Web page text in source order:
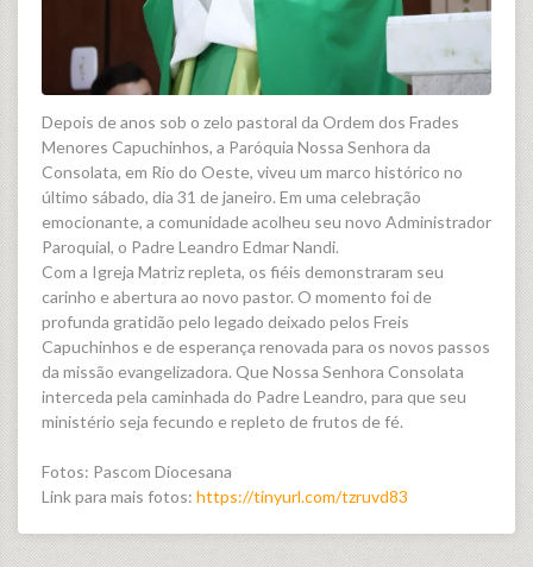
Depois de anos sob o zelo pastoral da Ordem dos Frades
Menores Capuchinhos, a Paróquia Nossa Senhora da
Consolata, em Rio do Oeste, viveu um marco histórico no
último sábado, dia 31 de janeiro. Em uma celebração
emocionante, a comunidade acolheu seu novo Administrador
Paroquial, o Padre Leandro Edmar Nandi.
Com a Igreja Matriz repleta, os fiéis demonstraram seu
carinho e abertura ao novo pastor. O momento foi de
profunda gratidão pelo legado deixado pelos Freis
Capuchinhos e de esperança renovada para os novos passos
da missão evangelizadora. Que Nossa Senhora Consolata
interceda pela caminhada do Padre Leandro, para que seu
ministério seja fecundo e repleto de frutos de fé.
Fotos: Pascom Diocesana
Link para mais fotos: https://tinyurl.com/tzruvd83